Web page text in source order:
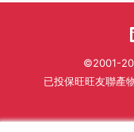
©2001-
已投保旺旺友聯產